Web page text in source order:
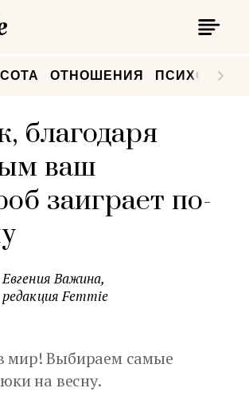
ОТНОШЕНИЯ
благодаря
ваш
заиграет по-
Евгения Важина,
редакция Femmie
мир! Выбираем самые
на весну.